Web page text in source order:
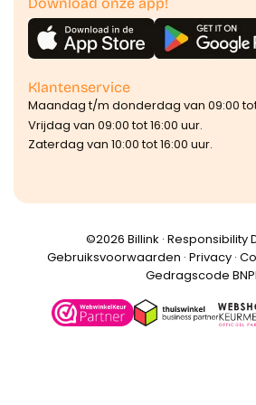
Klantenservice
Maandag t/m donderdag van 09:00 tot
Vrijdag van 09:00 tot 16:00 uur.
Zaterdag van 10:00 tot 16:00 uur.
©️2026 Billink · Responsibility
Gebruiksvoorwaarden · Privacy·
Gedragscode